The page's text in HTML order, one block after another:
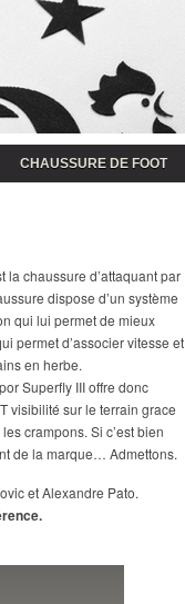
CHAUSSURE DE FOOT
la chaussure d’attaquant par
dispose d’un système
qui lui permet de mieux
permet d’associer vitesse et
en herbe.
Superfly III offre donc
visibilité sur le terrain grace
crampons. Si c’est bien
de la marque… Admettons.
et Alexandre Pato.